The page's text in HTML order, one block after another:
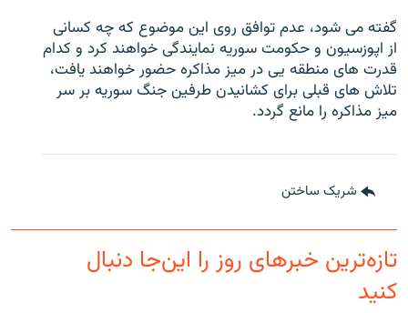
گفته می شود، عدم توافق روی این موضوع که چه کسانی
از اپوزسیون و حکومت سوریه نمایندگی خواهند کرد و کدام
قدرت های منطقه یی در میز مذاکره حضور خواهند یافت،
تلاش های قبلی برای کشانیدن طرفین جنگ سوریه بر سر
میز مذاکره را مانع گردد.
شریک ساختن
تازه‌ترین خبرهای روز را این‌جا دنبال
کنید